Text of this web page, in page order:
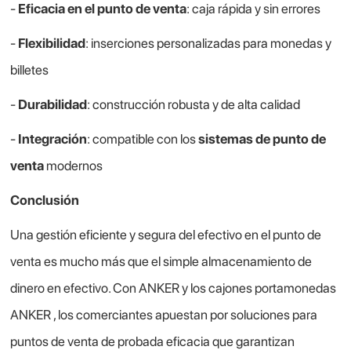
- Eficacia en el punto de venta: caja rápida y sin errores
- Flexibilidad: inserciones personalizadas para monedas y
billetes
- Durabilidad: construcción robusta y de alta calidad
- Integración: compatible con lossistemas de punto de
venta modernos
Conclusión
Una gestión eficiente y segura del efectivo en el punto de
venta es mucho más que el simple almacenamiento de
dinero en efectivo. Con ANKER y los cajones portamonedas
ANKER , los comerciantes apuestan por soluciones para
puntos de venta de probada eficacia que garantizan